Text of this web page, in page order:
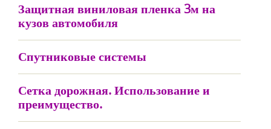
Защитная виниловая пленка 3м на
кузов автомобиля
Спутниковые системы
Сетка дорожная. Использование и
преимущество.